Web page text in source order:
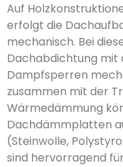
Auf
erfolgt die
mechanisch. Bei
Dachabdichtung mit
Dampfsperren
zusammen mit der
Wärmedämmung
Dachdämmplatten
(Steinwolle,
sind hervorragend